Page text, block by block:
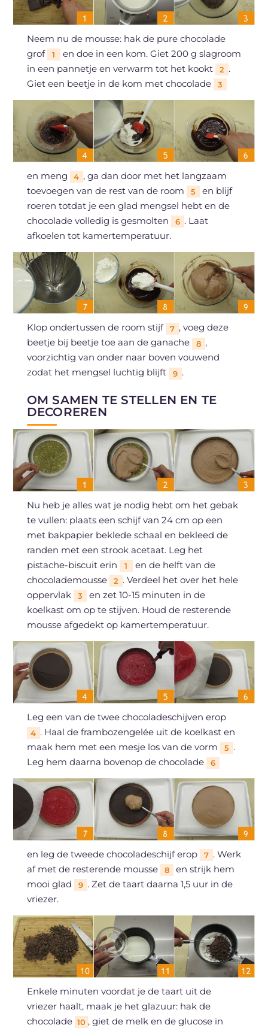
Neem nu de mousse: hak de pure chocolade
grof
1
en doe in een kom. Giet 200 g slagroom
in een pannetje en verwarm tot het kookt
2 .
Giet een beetje in de kom met chocolade
3
en meng 4 , ga dan door met het langzaam
toevoegen van de rest van de room
5
en blijf
roeren totdat je een glad mengsel hebt en de
chocolade volledig is gesmolten
6 . Laat
afkoelen tot kamertemperatuur.
Klop ondertussen de room stijf 7 , voeg deze
beetje bij beetje toe aan de ganache
8 ,
voorzichtig van onder naar boven vouwend
zodat het mengsel luchtig blijft
9 .
OM SAMEN TE STELLEN EN TE
DECOREREN
Nu heb je alles wat je nodig hebt om het gebak
te vullen: plaats een schijf van 24 cm op een
met bakpapier beklede schaal en bekleed de
randen met een strook acetaat. Leg het
pistache-biscuit erin
1
en de helft van de
chocolademousse
2 . Verdeel het over het hele
oppervlak
3
en zet 10-15 minuten in de
koelkast om op te stijven. Houd de resterende
mousse afgedekt op kamertemperatuur.
Leg een van de twee chocoladeschijven erop
4 . Haal de frambozengelée uit de koelkast en
maak hem met een mesje los van de vorm
5 .
Leg hem daarna bovenop de chocolade
6
en leg de tweede chocoladeschijf erop 7 . Werk
af met de resterende mousse
8
en strijk hem
mooi glad
9 . Zet de taart daarna 1,5 uur in de
vriezer.
Enkele minuten voordat je de taart uit de
vriezer haalt, maak je het glazuur: hak de
chocolade 10 , giet de melk en de glucose in